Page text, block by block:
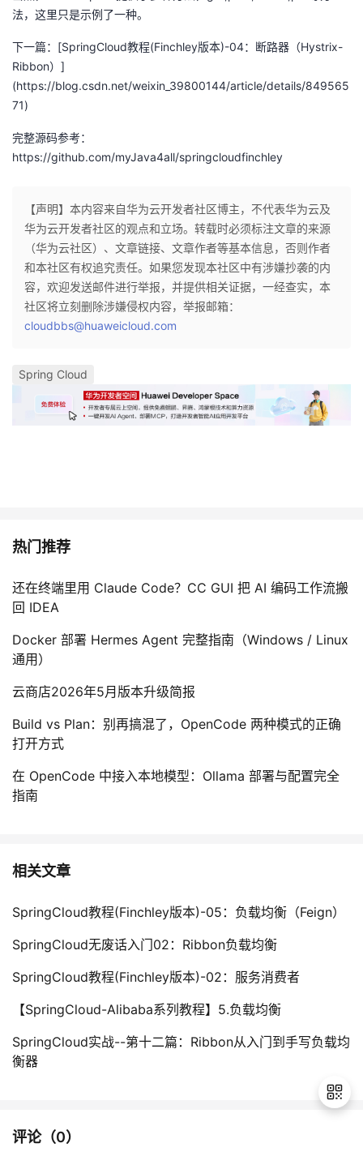
法，这里只是示例了一种。
下一篇：[SpringCloud教程(Finchley版本)-04：断路器（Hystrix-
Ribbon）]
(https://blog.csdn.net/weixin_39800144/article/details/849565
71)
完整源码参考：
https://github.com/myJava4all/springcloudfinchley
【声明】本内容来自华为云开发者社区博主，不代表华为云及
华为云开发者社区的观点和立场。转载时必须标注文章的来源
（华为云社区）、文章链接、文章作者等基本信息，否则作者
和本社区有权追究责任。如果您发现本社区中有涉嫌抄袭的内
容，欢迎发送邮件进行举报，并提供相关证据，一经查实，本
社区将立刻删除涉嫌侵权内容，举报邮箱：
cloudbbs@huaweicloud.com
Spring Cloud
热门推荐
还在终端里用 Claude Code？CC GUI 把 AI 编码工作流搬
回 IDEA
Docker 部署 Hermes Agent 完整指南（Windows / Linux
通用）
云商店2026年5月版本升级简报
Build vs Plan：别再搞混了，OpenCode 两种模式的正确
打开方式
在 OpenCode 中接入本地模型：Ollama 部署与配置完全
指南
相关文章
SpringCloud教程(Finchley版本)-05：负载均衡（Feign）
SpringCloud无废话入门02：Ribbon负载均衡
SpringCloud教程(Finchley版本)-02：服务消费者
【SpringCloud-Alibaba系列教程】5.负载均衡
SpringCloud实战--第十二篇：Ribbon从入门到手写负载均
衡器
评论（0）